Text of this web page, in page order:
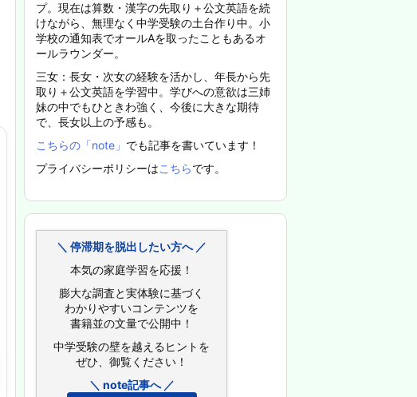
プ。現在は算数・漢字の先取り＋公文英語を続
けながら、無理なく中学受験の土台作り中。小
学校の通知表でオールAを取ったこともあるオ
ールラウンダー。
三女：長女・次女の経験を活かし、年長から先
取り＋公文英語を学習中。学びへの意欲は三姉
妹の中でもひときわ強く、今後に大きな期待
で、長女以上の予感も。
こちらの「note」 でも記事を書いています！
プライバシーポリシーはこちらです。
＼ 停滞期を脱出したい方へ ／
本気の家庭学習を応援！
膨大な調査と実体験に基づく
わかりやすいコンテンツを
書籍並の文量で公開中！
中学受験の壁を越えるヒントを
ぜひ、御覧ください！
＼ note記事へ ／